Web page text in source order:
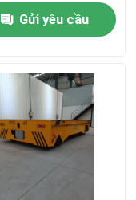
Gửi yêu cầu